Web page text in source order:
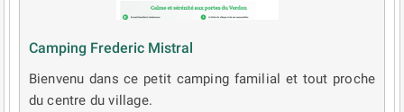
Camping Frederic Mistral
Bienvenu dans ce petit camping familial et tout proche
du centre du village.